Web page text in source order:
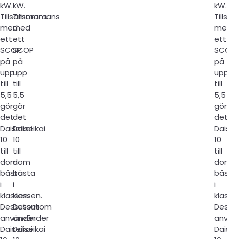
kW.
Tillsammans
med
ett
SCOP
på
upp
till
5,5
gör
det
Daiseikai
10
till
dom
bästa
i
klassen.
Dessutom
använder
Daiseikai
kW.
Tillsammans
med
ett
SCOP
på
upp
till
5,5
gör
det
Daiseikai
10
till
dom
bästa
i
klassen.
Dessutom
använder
Daiseikai
kW.
ett
på
till
5,5
gör
10
till
i